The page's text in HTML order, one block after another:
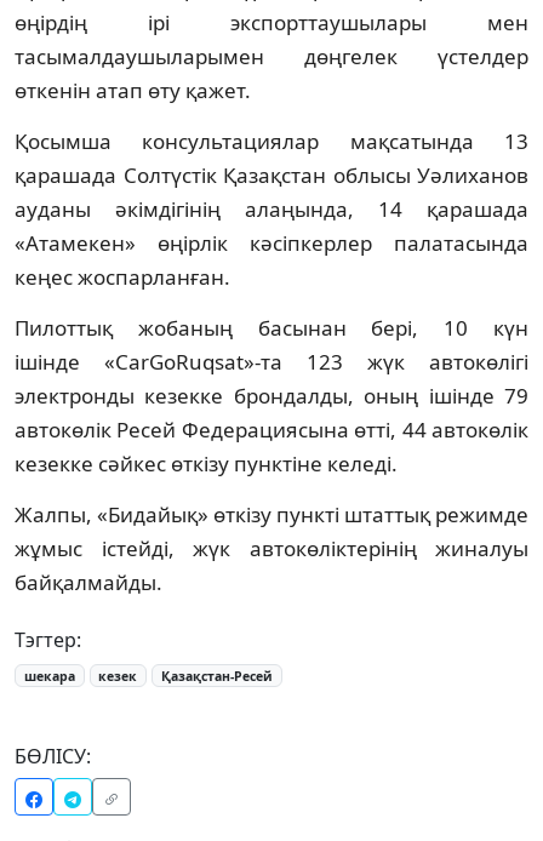
өңірдің ірі экспорттаушылары мен
тасымалдаушыларымен дөңгелек үстелдер
өткенін атап өту қажет.
Қосымша консультациялар мақсатында 13
қарашада Солтүстік Қазақстан облысы Уәлиханов
ауданы әкімдігінің алаңында, 14 қарашада
«Атамекен» өңірлік кәсіпкерлер палатасында
кеңес жоспарланған.
Пилоттық жобаның басынан бері, 10 күн
ішінде «CarGoRuqsat»-та 123 жүк автокөлігі
электронды кезекке брондалды, оның ішінде 79
автокөлік Ресей Федерациясына өтті, 44 автокөлік
кезекке сәйкес өткізу пунктіне келеді.
Жалпы, «Бидайық» өткізу пункті штаттық режимде
жұмыс істейді, жүк автокөліктерінің жиналуы
байқалмайды.
Тэгтер:
шекара кезек Қазақстан-Ресей
БӨЛІСУ: